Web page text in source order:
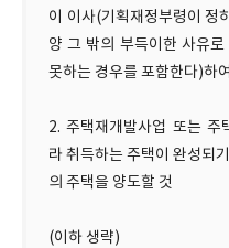
이 이사(기획재정부령이 정
양 그 밖의 부득이한 사유
못하는 경우를 포함한다)하
2. 주택재개발사업 또는 주
라 취득하는 주택이 완성되
의 주택을 양도할 것
(이하 생략)